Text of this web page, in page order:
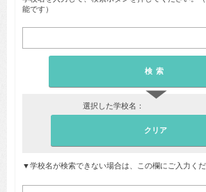
能です）
選択した学校名：
▼学校名が検索できない場合は、この欄にご入力くだ